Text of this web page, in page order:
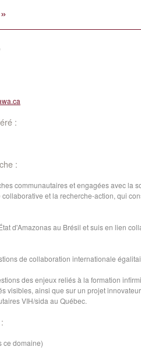
:
:
communautaires et engagées avec la
et la recherche-action, qui
d'Amazonas au Brésil et suis en lien
de collaboration internationale
des enjeux reliés à la formation
visibles, ainsi que sur un projet
VIH/sida au Québec.
ce domaine)